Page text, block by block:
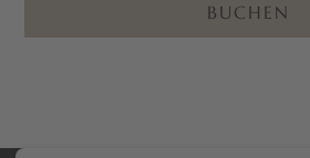
BUCHEN